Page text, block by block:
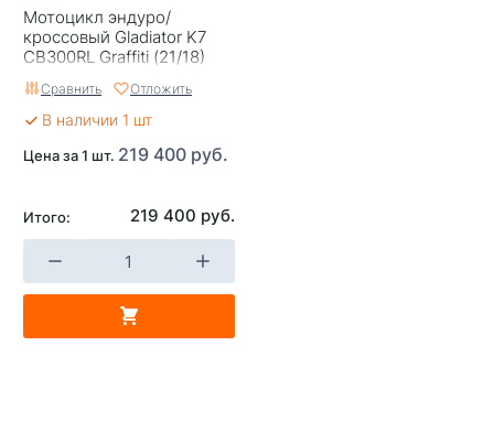
Мотоцикл эндуро/
кроссовый Gladiator K7
CB300RL Graffiti (21/18)
Сравнить Отложить
В наличии 1 шт
Цена за 1 шт. 219 400 руб.
Итого: 219 400 руб.